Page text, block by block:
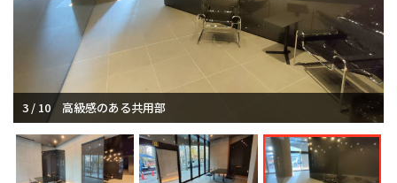
3 / 10 高級感のある共用部